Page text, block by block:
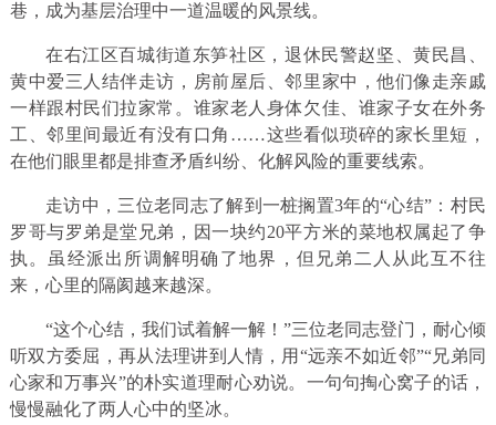
巷，成为基层治理中一道温暖的风景线。
在右江区百城街道东笋社区，退休民警赵坚、黄民昌、
黄中爱三人结伴走访，房前屋后、邻里家中，他们像走亲戚
一样跟村民们拉家常。谁家老人身体欠佳、谁家子女在外务
工、邻里间最近有没有口角……这些看似琐碎的家长里短，
在他们眼里都是排查矛盾纠纷、化解风险的重要线索。
走访中，三位老同志了解到一桩搁置3年的“心结”：村民
罗哥与罗弟是堂兄弟，因一块约20平方米的菜地权属起了争
执。虽经派出所调解明确了地界，但兄弟二人从此互不往
来，心里的隔阂越来越深。
“这个心结，我们试着解一解！”三位老同志登门，耐心倾
听双方委屈，再从法理讲到人情，用“远亲不如近邻”“兄弟同
心家和万事兴”的朴实道理耐心劝说。一句句掏心窝子的话，
慢慢融化了两人心中的坚冰。